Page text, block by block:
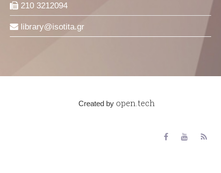
210 3212094
library isotita gr
Created by open.tech